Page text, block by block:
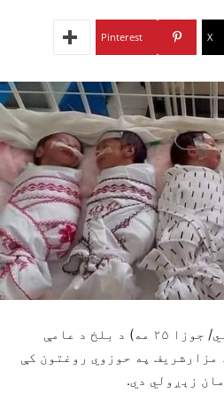
X
Pinterest
تاند (دوشنبه، د غبرګولي/ جوزا ۲۵ مه) د بلخ د عامې
مزارشریف په حوزوي روغتون کې
زېږولي دي.